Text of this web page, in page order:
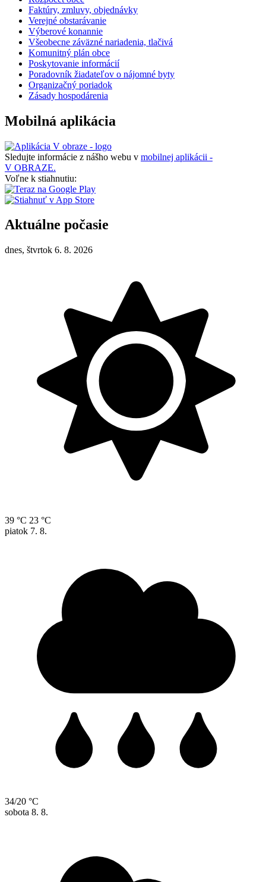
Faktúry, zmluvy, objednávky
Verejné obstarávanie
Výberové konannie
Všeobecne záväzné nariadenia, tlačivá
Komunitný plán obce
Poskytovanie informácií
Poradovník žiadateľov o nájomné byty
Organizačný poriadok
Zásady hospodárenia
Mobilná aplikácia
Sledujte informácie z nášho webu v mobilnej aplikácii -
V OBRAZE.
Voľne k stiahnutiu:
Aktuálne počasie
dnes, štvrtok 6. 8. 2026
39 °C 23 °C
piatok 7. 8.
34/20 °C
sobota 8. 8.